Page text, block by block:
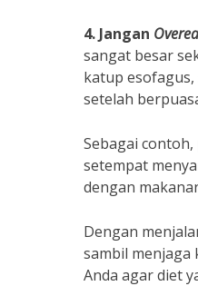
4. Jangan
sangat besar
katup
setelah
Sebagai contoh,
setempat
dengan
Dengan
sambil menjaga
Anda agar diet